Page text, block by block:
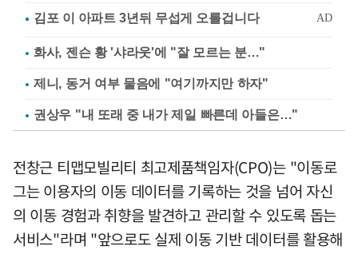
화사, 젠슨 황 '샤라웃'에 "잘 모르는 분…"
제니, 동거 여부 물음에 "여기까지만 하자"
권상우 "내 또래 중 내가 제일 빠른데 아들은…"
전창근 티맵모빌리티 최고제품책임자(CPO)는 "이동로
그는 이용자의 이동 데이터를 기록하는 것을 넘어 자신
의 이동 경험과 취향을 발견하고 관리할 수 있도록 돕는
서비스"라며 "앞으로도 실제 이동 기반 데이터를 활용해